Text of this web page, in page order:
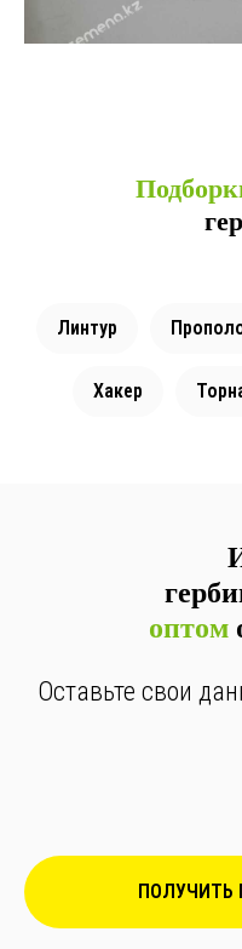
Линтур
Хакер
оптом
Оставьте свои
ПОЛУЧИТЬ